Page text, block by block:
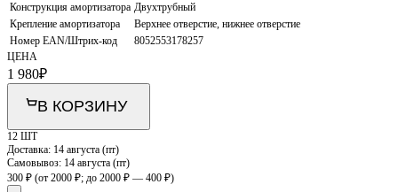
Конструкция амортизатора Двухтрубный
Крепление амортизатора
Верхнее отверстие, нижнее отверстие
Номер EAN/Штрих-код
8052553178257
ЦЕНА
1 980₽
В КОРЗИНУ
12 ШТ
Доставка: 14 августа (пт)
Самовывоз: 14 августа (пт)
300 ₽ (от 2000 ₽; до 2000 ₽ — 400 ₽)